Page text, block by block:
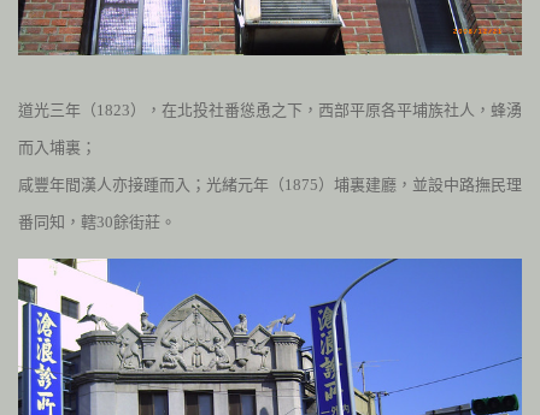
道光三年（1823），在北投社番慫恿之下，西部平原各平埔族社人，蜂湧
而入埔裏；
咸豐年間漢人亦接踵而入；光緒元年（1875）埔裏建廳，並設中路撫民理
番同知，轄30餘街莊。